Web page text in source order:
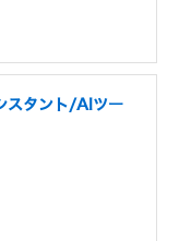
スタント/AIツー